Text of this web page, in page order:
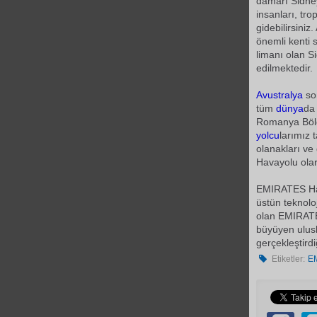
insanları,
gidebilirsiniz.
önemli kenti
limanı olan
edilmektedir.
Avustralya
tüm dünyada
Romanya
yolcularımız
olanakları
Havayolu
EMIRATES
üstün
olan
büyüyen
Etiketler: